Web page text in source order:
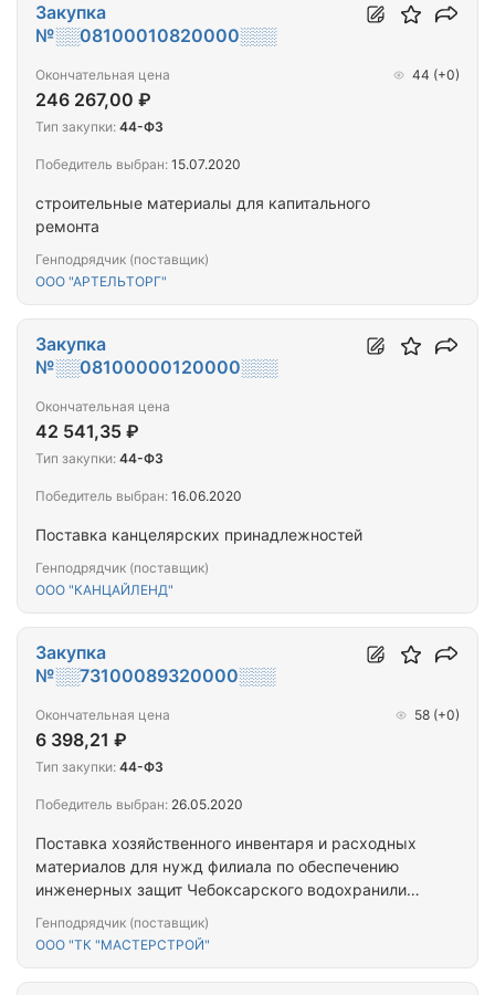
строительные материалы для капитального
ремонта
Генподрядчик (поставщик)
ООО "АРТЕЛЬТОРГ"
Закупка
№░░08100010820000░░░
Окончательная цена
246 267,00 ₽
44 (+0)
Тип закупки: 44-ФЗ
Победитель выбран: 15.07.2020
Поставка канцелярских принадлежностей
Генподрядчик (поставщик)
ООО "КАНЦАЙЛЕНД"
Закупка
№░░08100000120000░░░
Окончательная цена
42 541,35 ₽
Тип закупки: 44-ФЗ
Победитель выбран: 16.06.2020
Поставка хозяйственного инвентаря и расходных
материалов для нужд филиала по обеспечению
инженерных защит Чебоксарского водохранилища
"Центррегионводхоз"
Генподрядчик (поставщик)
ООО "ТК "МАСТЕРСТРОЙ"
Закупка
№░░73100089320000░░░
Окончательная цена
6 398,21 ₽
58 (+0)
Тип закупки: 44-ФЗ
Победитель выбран: 26.05.2020